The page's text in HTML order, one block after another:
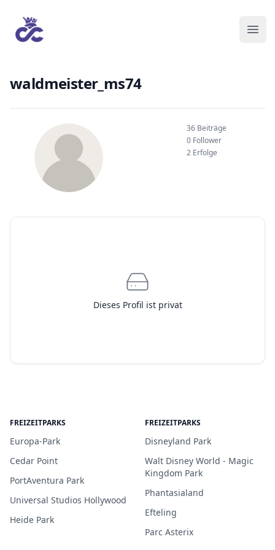
waldmeister_ms74
36 Beiträge
0 Follower
2 Erfolge
Dieses Profil ist privat
FREIZEITPARKS
Europa-Park
Cedar Point
PortAventura Park
Universal Studios Hollywood
Heide Park
FREIZEITPARKS
Disneyland Park
Walt Disney World - Magic
Kingdom Park
Phantasialand
Efteling
Parc Asterix